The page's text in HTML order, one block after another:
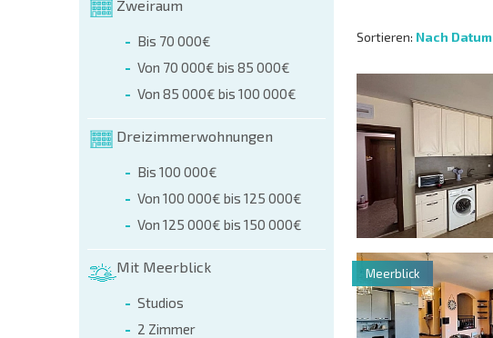
Zweiraum
Bis 70 000€
Von 70 000€ bis 85 000€
Von 85 000€ bis 100 000€
Dreizimmerwohnungen
Bis 100 000€
Von 100 000€ bis 125 000€
Von 125 000€ bis 150 000€
Mit Meerblick
Studios
2 Zimmer
Sortieren: Nach Datum
Meerblick